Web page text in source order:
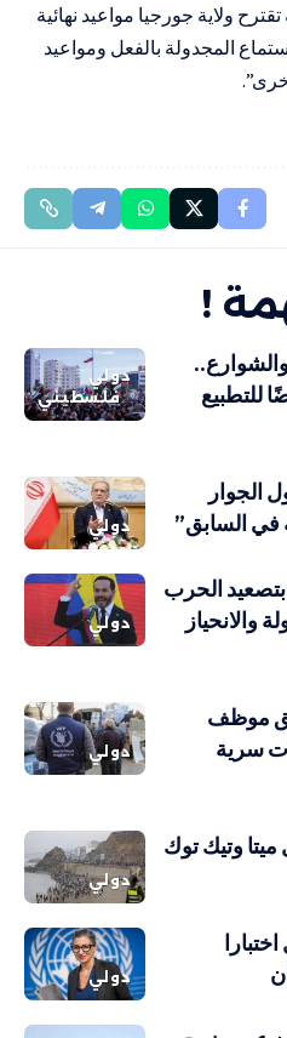
ولاية جورجيا مواعيد نهائية
المجدولة بالفعل ومواعيد
!
دولي
فلسطيني
للتطبيع
دولي
الجوار
في السابق”
دولي
بتصعيد الحرب
والانحياز
دولي
موظف
سرية
دولي
ميتا وتيك توك
دولي